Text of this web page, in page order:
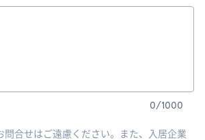
0/1000
問合せはご遠慮ください。また、入居企業